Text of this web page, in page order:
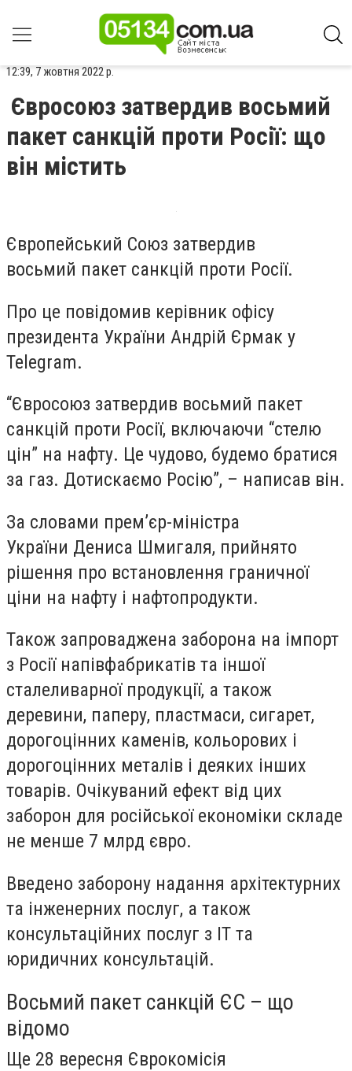
12:39, 7 жовтня 2022 р.
Євросоюз затвердив восьмий
пакет санкцій проти Росії: що
він містить
Європейський Союз затвердив
восьмий пакет санкцій проти Росії.
Про це повідомив керівник офісу
президента України Андрій Єрмак у
Telegram.
“Євросоюз затвердив восьмий пакет
санкцій проти Росії, включаючи “стелю
цін” на нафту. Це чудово, будемо братися
за газ. Дотискаємо Росію”, – написав він.
За словами прем’єр-міністра
України Дениса Шмигаля, прийнято
рішення про встановлення граничної
ціни на нафту і нафтопродукти.
Також запроваджена заборона на імпорт
з Росії напівфабрикатів та іншої
сталеливарної продукції, а також
деревини, паперу, пластмаси, сигарет,
дорогоцінних каменів, кольорових і
дорогоцінних металів і деяких інших
товарів. Очікуваний ефект від цих
заборон для російської економіки складе
не менше 7 млрд євро.
Введено заборону надання архітектурних
та інженерних послуг, а також
консультаційних послуг з ІТ та
юридичних консультацій.
Восьмий пакет санкцій ЄС – що
відомо
Ще 28 вересня Єврокомісія